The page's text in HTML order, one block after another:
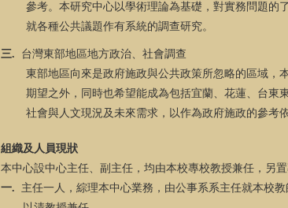
參考。本研究中心以學術理論為基礎，對實務問題的
就各種公共議題作有系統的調查研究。
三.
台灣東部地區地方政治、社會調查
東部地區向來是政府施政與公共政策所忽略的區域，
期望之外，同時也希望能成為包括宜蘭、花蓮、台東
社會與人文現況及未來需求，以作為政府施政的參考
組織及人員現狀
本中心設中心主任、副主任，均由本校專校教授兼任，另
一.
主任一人，綜理本中心業務，由公事系系主任就本校